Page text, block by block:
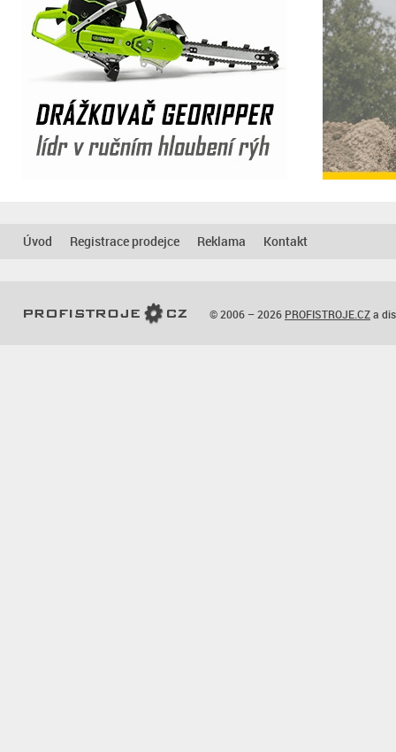
Úvod Registrace prodejce Reklama Kontakt
© 2006 – 2026 PROFISTROJE.CZa